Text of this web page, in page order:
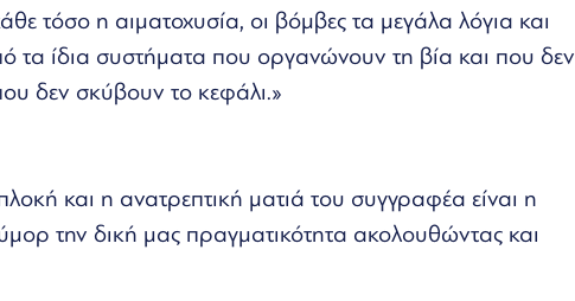
τόσο η αιματοχυσία, οι βόμβες τα μεγάλα λόγια και
ίδια συστήματα που οργανώνουν τη βία και που δεν
δεν σκύβουν το κεφάλι.»
και η ανατρεπτική ματιά του συγγραφέα είναι η
την δική μας πραγματικότητα ακολουθώντας και